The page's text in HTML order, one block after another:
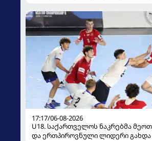
17:17/06-08-2026
U18. საქართველოს ნაკრებმა
და ერთპიროვნული ლიდერი გახდა